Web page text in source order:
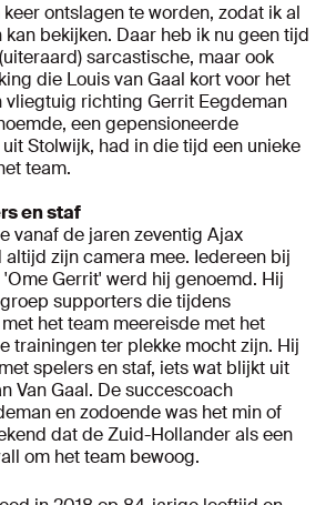
ontslagen te worden, zodat ik al
bekijken. Daar heb ik nu geen tijd
sarcastische, maar ook
die Louis van Gaal kort voor het
vliegtuig richting Gerrit Eegdeman
een gepensioneerde
Stolwijk, had in die tijd een unieke
team.
en staf
vanaf de jaren zeventig Ajax
altijd zijn camera mee. Iedereen bij
Gerrit' werd hij genoemd. Hij
supporters die tijdens
het team meereisde met het
trainingen ter plekke mocht zijn. Hij
spelers en staf, iets wat blijkt uit
Van Gaal. De succescoach
en zodoende was het min of
dat de Zuid-Hollander als een
om het team bewoog.